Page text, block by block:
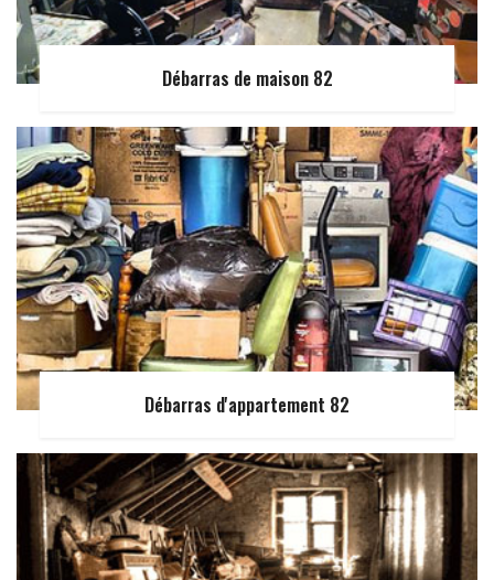
Débarras de maison 82
Débarras d'appartement 82